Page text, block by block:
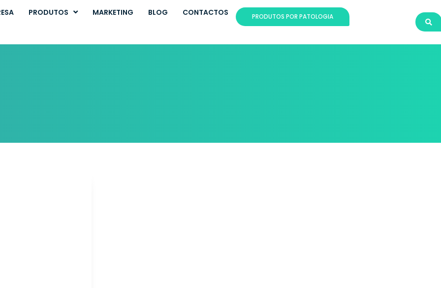
PRODUTOS MARKETING BLOG CONTACTOS PRODUTOS POR PATOLOGIA